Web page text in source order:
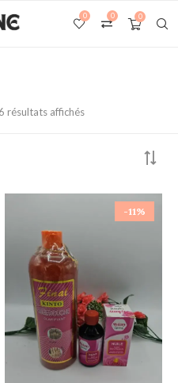
0
0
0
6 résultats affichés
-11%